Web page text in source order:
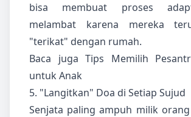
bisa membuat proses
melambat karena mereka
"terikat" dengan rumah.
Baca jugaTips Memilih
untuk Anak
5. "Langitkan" Doa di Setiap Sujud
Senjata paling ampuh milik